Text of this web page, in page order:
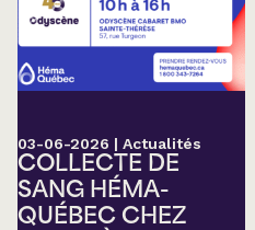
03-06-2026 | Actualités
COLLECTE DE
SANG HÉMA-
QUÉBEC CHEZ